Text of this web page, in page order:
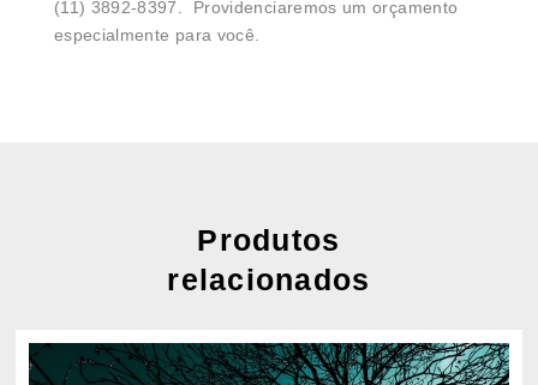
(11) 3892-8397. Providenciaremos um orçamento
especialmente para você.
Produtos
relacionados